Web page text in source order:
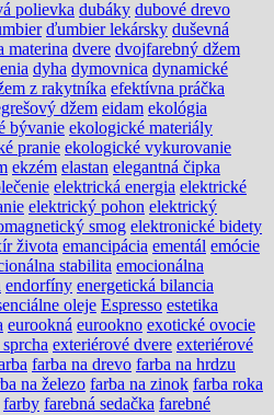
polievka dubáky dubové drevo
ďumbier lekársky duševná
materina dvere dvojfarebný džem
dyha dymovnica dynamické
z rakytníka efektívna práčka
džem eidam ekológia
bývanie ekologické materiály
pranie ekologické vykurovanie
ekzém elastan elegantná čipka
elektrická energia elektrické
elektrický pohon elektrický
smog elektronické bidety
života emancipácia ementál emócie
stabilita emocionálna
endorfíny energetická bilancia
oleje Espresso estetika
eurookná eurookno exotické ovocie
exteriérové dvere exteriérové
farba na drevo farba na hrdzu
na železo farba na zinok farba roka
farby farebná sedačka farebné